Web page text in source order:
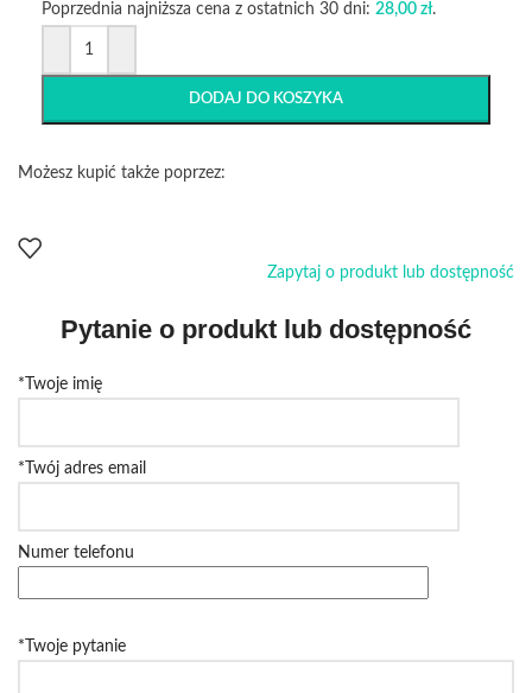
Poprzednia najniższa cena z ostatnich 30 dni: 28,00 zł.
DODAJ DO KOSZYKA
Możesz kupić także poprzez:
Zapytaj o produkt lub dostępność
Pytanie o produkt lub dostępność
*Twoje imię
*Twój adres email
Numer telefonu
*Twoje pytanie